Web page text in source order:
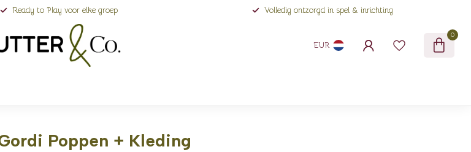
Ready to Play voor elke groep Volledig ontzorgd in spel & inrichting
EUR
0
Poppen + Kleding